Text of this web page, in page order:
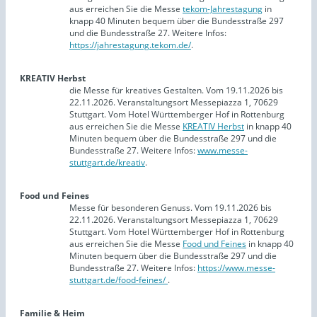
aus erreichen Sie die Messe tekom-Jahrestagung in
knapp 40 Minuten bequem über die Bundesstraße 297
und die Bundesstraße 27. Weitere Infos:
https://jahrestagung.tekom.de/.
KREATIV Herbst
die Messe für kreatives Gestalten. Vom 19.11.2026 bis
22.11.2026. Veranstaltungsort Messepiazza 1, 70629
Stuttgart. Vom Hotel Württemberger Hof in Rottenburg
aus erreichen Sie die Messe KREATIV Herbst in knapp 40
Minuten bequem über die Bundesstraße 297 und die
Bundesstraße 27. Weitere Infos:www.messe-
stuttgart.de/kreativ.
Food und Feines
Messe für besonderen Genuss. Vom 19.11.2026 bis
22.11.2026. Veranstaltungsort Messepiazza 1, 70629
Stuttgart. Vom Hotel Württemberger Hof in Rottenburg
aus erreichen Sie die Messe Food und Feines in knapp 40
Minuten bequem über die Bundesstraße 297 und die
Bundesstraße 27. Weitere Infos: https://www.messe-
stuttgart.de/food-feines/.
Familie & Heim